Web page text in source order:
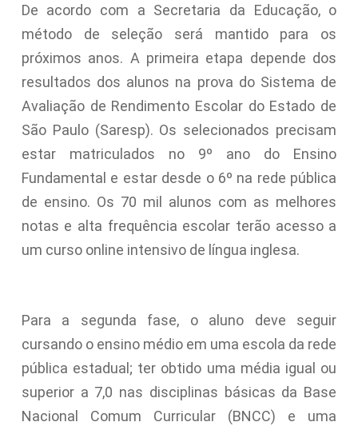
De acordo com a Secretaria da Educação, o
método de seleção será mantido para os
próximos anos. A primeira etapa depende dos
resultados dos alunos na prova do Sistema de
Avaliação de Rendimento Escolar do Estado de
São Paulo (Saresp). Os selecionados precisam
estar matriculados no 9º ano do Ensino
Fundamental e estar desde o 6º na rede pública
de ensino. Os 70 mil alunos com as melhores
notas e alta frequência escolar terão acesso a
um curso online intensivo de língua inglesa.
Para a segunda fase, o aluno deve seguir
cursando o ensino médio em uma escola da rede
pública estadual; ter obtido uma média igual ou
superior a 7,0 nas disciplinas básicas da Base
Nacional Comum Curricular (BNCC) e uma